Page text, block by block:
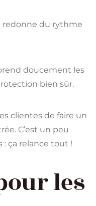
redonne du rythme
doucement les
bien sûr.
clientes de faire un
C’est un peu
ça relance tout !
les